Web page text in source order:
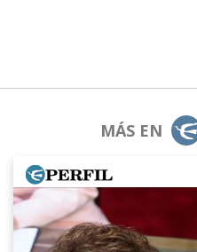
MÁS EN